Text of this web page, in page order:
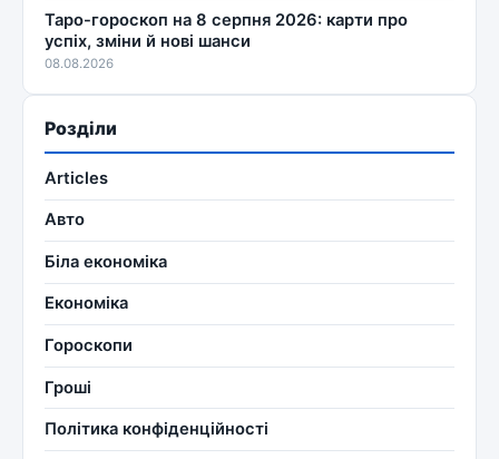
Таро-гороскоп на 8 серпня 2026: карти про
успіх, зміни й нові шанси
08.08.2026
Розділи
Articles
Авто
Біла економіка
Економіка
Гороскопи
Гроші
Політика конфіденційності